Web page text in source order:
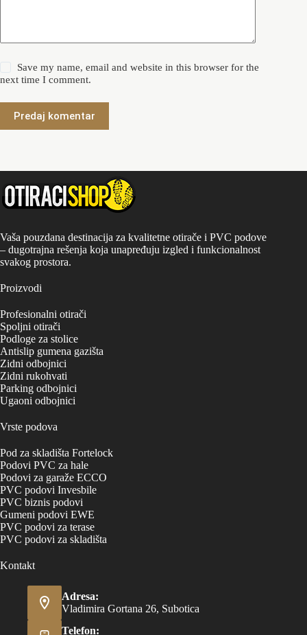
Save my name, email and website in this browser for the
next time I comment.
Predaj komentar
Vaša pouzdana destinacija za kvalitetne otirače i PVC podove
– dugotrajna rešenja koja unapređuju izgled i funkcionalnost
svakog prostora.
Proizvodi
Profesionalni otirači
Spoljni otirači
Podloge za stolice
Antislip gumena gazišta
Zidni odbojnici
Zidni rukohvati
Parking odbojnici
Ugaoni odbojnici
Vrste podova
Pod za skladišta Fortelock
Podovi PVC za hale
Podovi za garaže ECCO
PVC podovi Invesbile
PVC biznis podovi
Gumeni podovi EWE
PVC podovi za terase
PVC podovi za skladišta
Kontakt
Adresa:
Vladimira Gortana 26, Subotica
Telefon: